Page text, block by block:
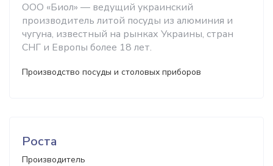
ООО «Биол» — ведущий украинский
производитель литой посуды из алюминия и
чугуна, известный на рынках Украины, стран
СНГ и Европы более 18 лет.
Производство посуды и столовых приборов
Роста
Производитель